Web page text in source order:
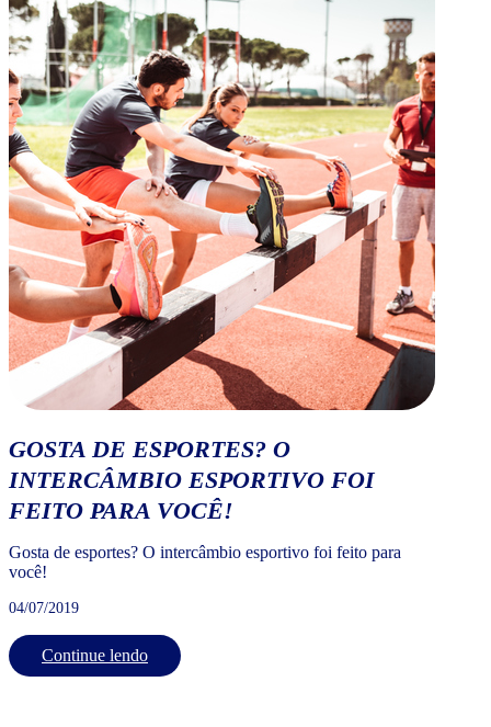
GOSTA DE ESPORTES? O
INTERCÂMBIO ESPORTIVO FOI
FEITO PARA VOCÊ!
Gosta de esportes? O intercâmbio esportivo foi feito para
você!
04/07/2019
Continue lendo